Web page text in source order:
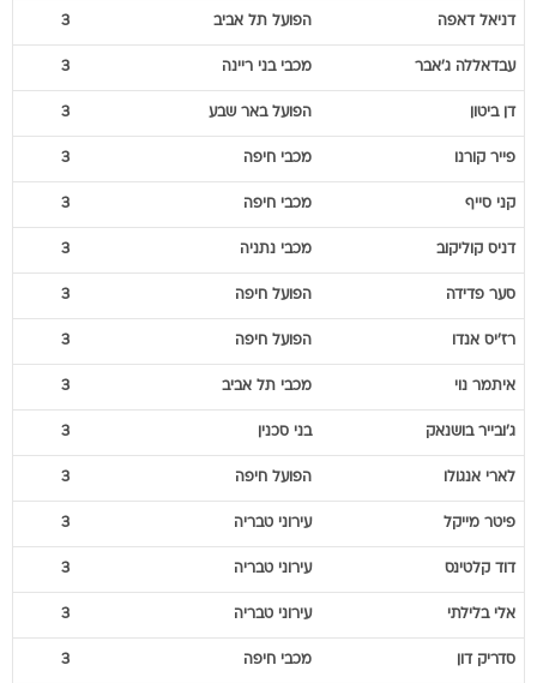
דניאל דאפה הפועל תל אביב 3
עבדאללה ג'אבר מכבי בני ריינה 3
דן ביטון הפועל באר שבע 3
פייר קורנו מכבי חיפה 3
קני סייף מכבי חיפה 3
דניס קוליקוב מכבי נתניה 3
סער פדידה הפועל חיפה 3
רז'יס אנדו הפועל חיפה 3
איתמר נוי מכבי תל אביב 3
ג'ובייר בושנאק בני סכנין 3
לארי אנגולו הפועל חיפה 3
פיטר מייקל עירוני טבריה 3
דוד קלטינס עירוני טבריה 3
אלי בלילתי עירוני טבריה 3
סדריק דון מכבי חיפה 3